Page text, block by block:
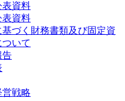
表資料
表資料
づく財務書類及び固定資
いて
告
戦略